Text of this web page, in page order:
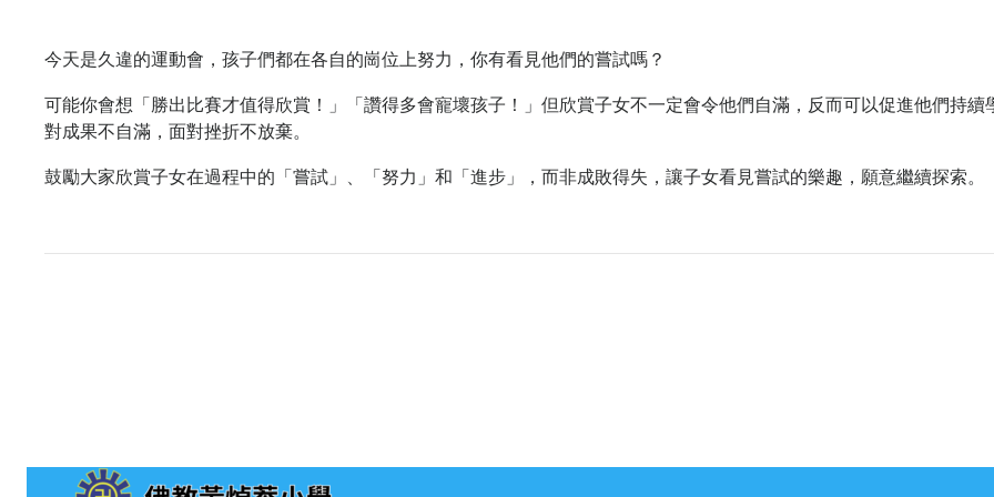
今天是久違的運動會，孩子們都在各自的崗位上努力，你有看見他們的嘗試嗎？
可能你會想「勝出比賽才值得欣賞！」「讚得多會寵壞孩子！」但欣賞子女不一定會令他們自滿，反而可以促進他們持續
對成果不自滿，面對挫折不放棄。
鼓勵大家欣賞子女在過程中的「嘗試」、「努力」和「進步」，而非成敗得失，讓子女看見嘗試的樂趣，願意繼續探索。